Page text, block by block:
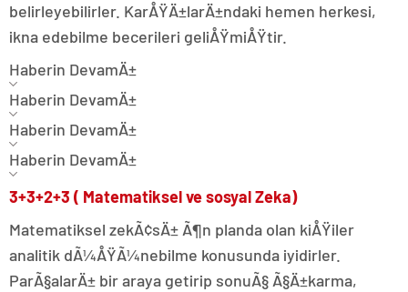
belirleyebilirler. KarÅŸÄ±larÄ±ndaki hemen herkesi,
ikna edebilme becerileri geliÅŸmiÅŸtir.
Haberin DevamÄ±
Haberin DevamÄ±
Haberin DevamÄ±
Haberin DevamÄ±
3+3+2+3 ( Matematiksel ve sosyal Zeka)
Matematiksel zekÃ¢sÄ± Ã¶n planda olan kiÅŸiler
analitik dÃ¼ÅŸÃ¼nebilme konusunda iyidirler.
ParÃ§alarÄ± bir araya getirip sonuÃ§ Ã§Ä±karma,